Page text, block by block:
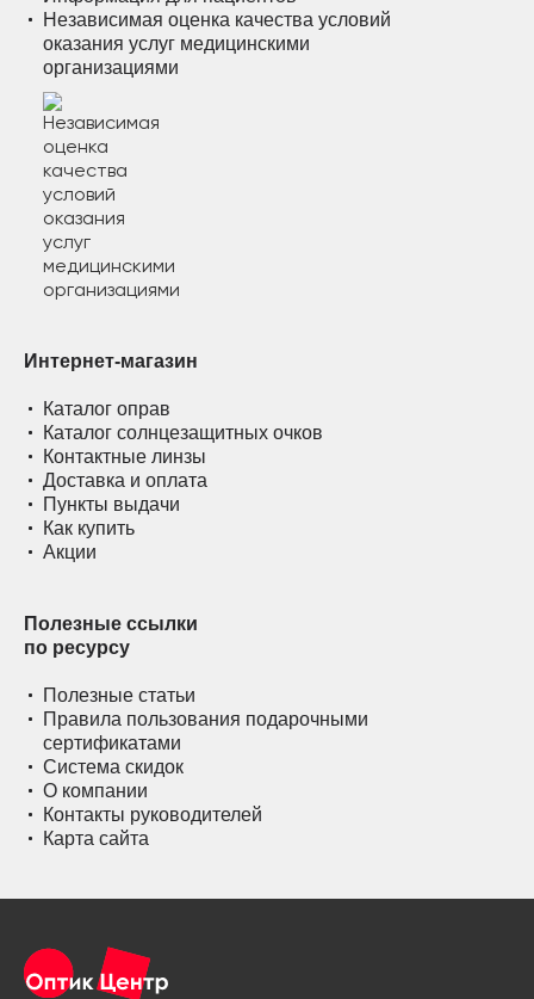
Независимая оценка качества условий
оказания услуг медицинскими
организациями
Интернет-магазин
Каталог оправ
Каталог солнцезащитных очков
Контактные линзы
Доставка и оплата
Пункты выдачи
Как купить
Акции
Полезные ссылки
по ресурсу
Полезные статьи
Правила пользования подарочными
сертификатами
Система скидок
О компании
Контакты руководителей
Карта сайта